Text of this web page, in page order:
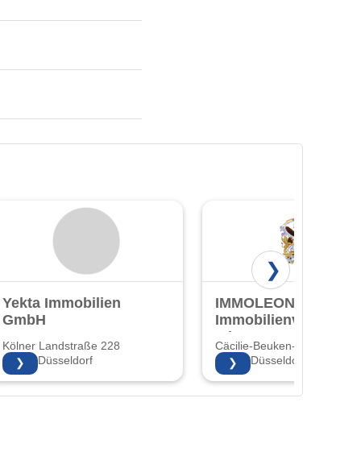
Yekta Immobilien
GmbH
Kölner Landstraße 228
40591 Düsseldorf
❯
IMMOLEON24 -
Immobilienverkauf
mit Herz!
Cäcilie-Beuken-Str. 3 3
40597 Düsseldorf
❯
❯